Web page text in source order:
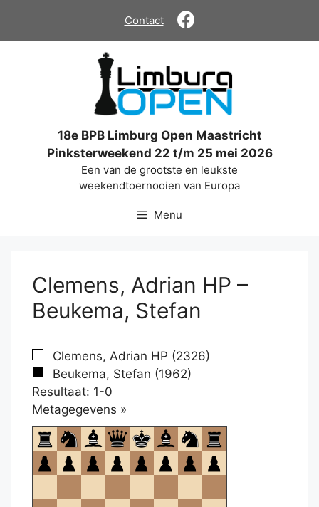
de
Contact
18e BPB Limburg Open Maastricht
Pinksterweekend 22 t/m 25 mei 2026
Een van de grootste en leukste
weekendtoernooien van Europa
Menu
Clemens, Adrian HP –
Beukema, Stefan
Clemens, Adrian HP (2326)
Beukema, Stefan (1962)
Resultaat: 1-0
Metagegevens »
om
te
openen.